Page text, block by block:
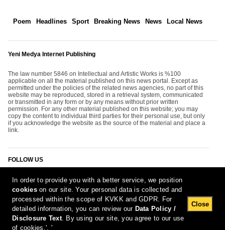
Poem Headlines Sport Breaking News News Local News
Yeni Medya Internet Publishing
The law number 5846 on Intellectual and Artistic Works is %100
applicable on all the material published on this news portal. Except as
permitted under the policies of the related news agencies, no part of this
website may be reproduced, stored in a retrieval system, communicated
or transmitted in any form or by any means without prior written
permission. For any other material published on this website; you may
copy the content to individual third parties for their personal use, but only
if you acknowledge the website as the source of the material and place a
link.
FOLLOW US
[Report Bug]7.08.2026 10:58:55 #1.11#
In order to provide you with a better service, we position
cookieson our site. Your personal data is collected and
processed within the scope of KVKK and GDPR. For
detailed information, you can review our Data Policy /
Disclosure Text. By using our site, you agree to our use
of cookies.', '
Close